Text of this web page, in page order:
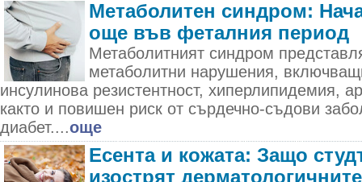
Метаболитен синдром:
още във феталния период
Метаболитният синдром
метаболитни нарушения,
инсулинова резистентност, хиперлипидемия,
както и повишен риск от сърдечно-съдови
диабет....още
Есента и кожата: Защо
изострят